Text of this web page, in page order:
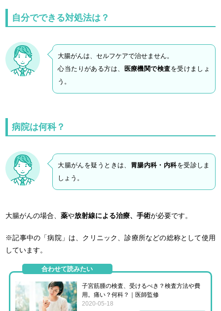
自分でできる対処法は？
大腸がんは、セルフケアで治せません。
心当たりがある方は、
医療機関で検査を受けましょ
う。
病院は何科？
大腸がんを疑うときは、 胃腸内科・内科を受診しま
しょう。
大腸がんの場合、薬や放射線による治療、手術が必要です。
※記事中の「病院」は、クリニック、診療所などの総称として使用
しています。
合わせて読みたい
子宮筋腫の検査、受けるべき？検査方法や費
用。痛い？何科？｜医師監修
2020-05-18